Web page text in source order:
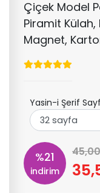
Çiçek Model
Piramit
Magnet,
Yasin-i Şerif
%21
indirim